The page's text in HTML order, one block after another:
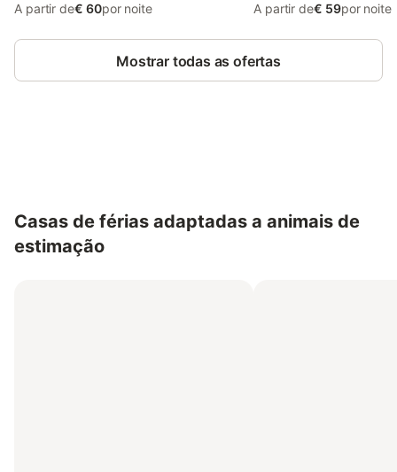
A partir de€ 60por noite
A partir de€ 59por noite
Mostrar todas as ofertas
Casas de férias adaptadas a animais de
estimação